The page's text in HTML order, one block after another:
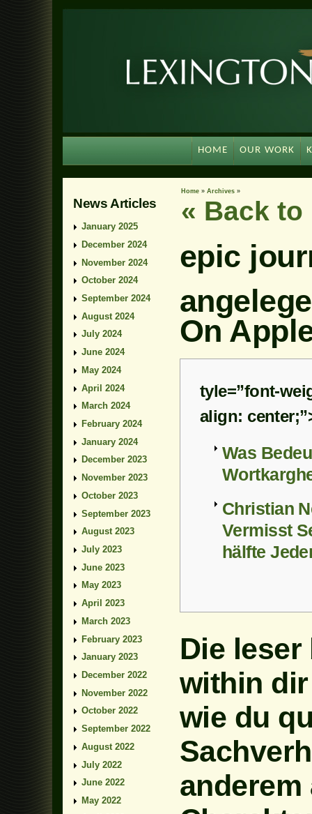
« Back to
epic
On
tyle=”font-
align:
Was
Christian
Vermisst
hälfte
Die
within
wie du
News Articles
January 2025
December 2024
November 2024
October 2024
September 2024
August 2024
July 2024
June 2024
May 2024
April 2024
March 2024
February 2024
January 2024
December 2023
November 2023
October 2023
September 2023
August 2023
July 2023
June 2023
May 2023
April 2023
March 2023
February 2023
January 2023
December 2022
November 2022
October 2022
September 2022
August 2022
July 2022
June 2022
May 2022
Home » Archives »
HOME OUR WORK